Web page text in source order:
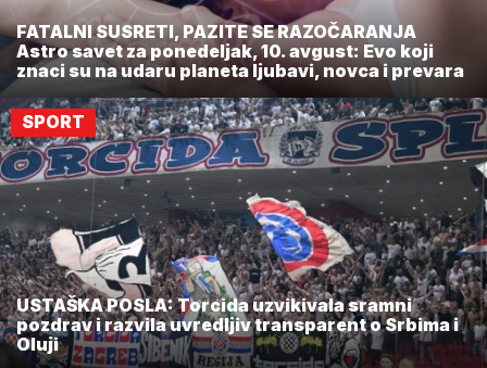
FATALNI SUSRETI, PAZITE SE RAZOČARANJA
Astro savet za ponedeljak, 10. avgust: Evo koji
znaci su na udaru planeta ljubavi, novca i prevara
SPORT
USTAŠKA POSLA: Torcida uzvikivala sramni
pozdrav i razvila uvredljiv transparent o Srbima i
Oluji